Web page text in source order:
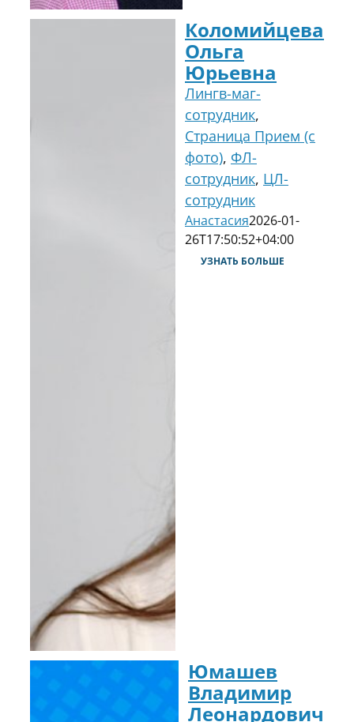
Коломийцева
Ольга
Юрьевна
Лингв-маг-
сотрудник,
Страница Прием (с
фото), ФЛ-
сотрудник, ЦЛ-
сотрудник
Анастасия2026-01-
26T17:50:52+04:00
УЗНАТЬ БОЛЬШЕ
Юмашев
Владимир
Леонардович